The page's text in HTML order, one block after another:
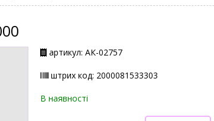
артикул: АК-02757
штрих код: 2000081533303
В наявності